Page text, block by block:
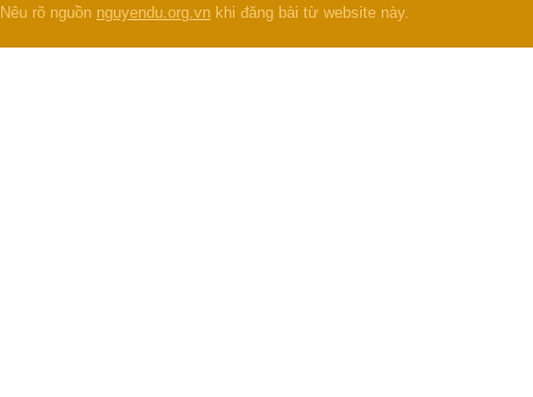
Nêu rõ nguồn nguyendu.org.vn khi đăng bài từ website này.